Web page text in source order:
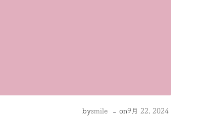
bysmile - on9月 22, 2024